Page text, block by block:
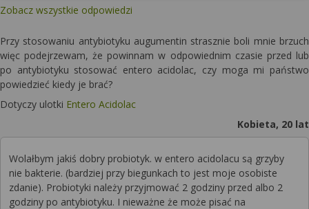
Zobacz wszystkie odpowiedzi
Przy stosowaniu antybiotyku augumentin strasznie boli mnie brzuch
więc podejrzewam, że powinnam w odpowiednim czasie przed lub
po antybiotyku stosować entero acidolac, czy moga mi państwo
powiedzieć kiedy je brać?
Dotyczy ulotki Entero Acidolac
Kobieta, 20 lat
Wolałbym jakiś dobry probiotyk. w entero acidolacu są grzyby
nie bakterie. (bardziej przy biegunkach to jest moje osobiste
zdanie). Probiotyki należy przyjmować 2 godziny przed albo 2
godziny po antybiotyku. I nieważne że może pisać na